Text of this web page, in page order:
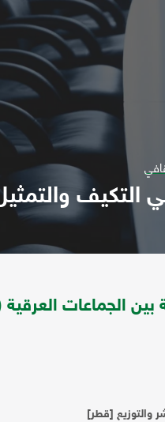
التكيف
بين الجماعات
والتوزيع [قطر]